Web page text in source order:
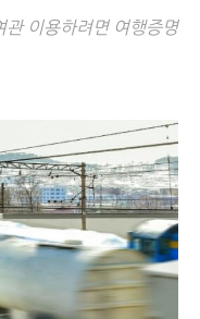
관 이용하려면 여행증명